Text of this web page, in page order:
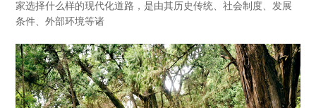
家选择什么样的现代化道路，是由其历史传统、社会制度、发展
条件、外部环境等诸